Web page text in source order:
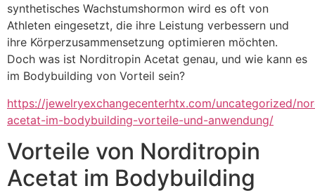
synthetisches Wachstumshormon wird es oft von
Athleten eingesetzt, die ihre Leistung verbessern und
ihre Körperzusammensetzung optimieren möchten.
Doch was ist Norditropin Acetat genau, und wie kann es
im Bodybuilding von Vorteil sein?
https://jewelryexchangecenterhtx.com/uncategorized/
acetat-im-bodybuilding-vorteile-und-anwendung/
Vorteile von Norditropin
Acetat im Bodybuilding